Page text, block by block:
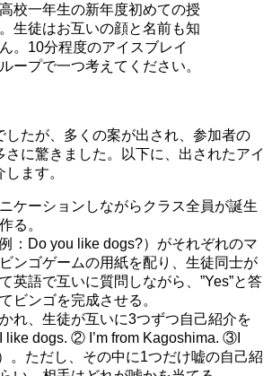
校一年生の新年度初めての授
生徒はお互いの顔と名前も知
。10分程度のアイスブレイ
ープで一つ考えてください。
したが、多くの案が出され、参加者の
さに驚きました。以下に、出されたアイ
ます。
ケーションしながらクラス全員が誕生
る。
：Do you like dogs?）がそれぞれのマ
ンゴゲームの用紙を配り、生徒同士が
英語で互いに質問しながら、”Yes”と答
ビンゴを完成させる。
れ、生徒が互いに3つずつ自己紹介を
dogs. ② I’m from Kagoshima. ③I
。ただし、その中に1つだけ嘘の自己紹